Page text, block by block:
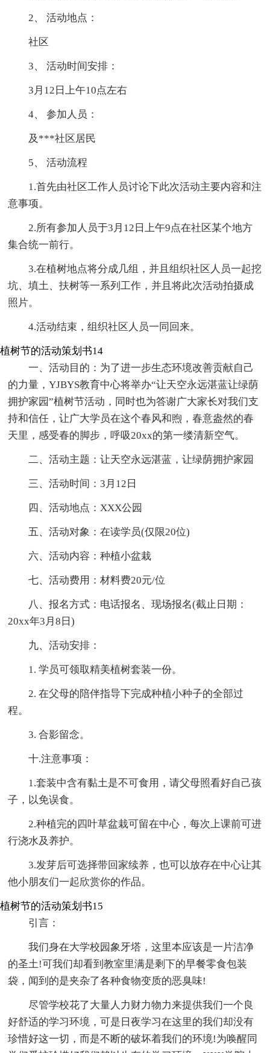
2、 活动地点：
社区
3、 活动时间安排：
3月12日上午10点左右
4、 参加人员：
及***社区居民
5、 活动流程
1.首先由社区工作人员讨论下此次活动主要内容和注
意事项。
2.所有参加人员于3月12日上午9点在社区某个地方
集合统一前行。
3.在植树地点将分成几组，并且组织社区人员一起挖
坑、填土、扶树等一系列工作，并且将此次活动拍摄成
照片。
4.活动结束，组织社区人员一同回来。
植树节的活动策划书14
一、活动目的：为了进一步生态环境改善贡献自己
的力量，YJBYS教育中心将举办“让天空永远湛蓝让绿荫
拥护家园”植树节活动，同时也为答谢广大家长对我们支
持和信任，让广大学员在这个春风和煦，春意盎然的春
天里，感受春的脚步，呼吸20xx的第一缕清新空气。
二、活动主题：让天空永远湛蓝，让绿荫拥护家园
三、活动时间：3月12日
四、活动地点：XXX公园
五、活动对象：在读学员(仅限20位)
六、活动内容：种植小盆栽
七、活动费用：材料费20元/位
八、报名方式：电话报名、现场报名(截止日期：
20xx年3月8日)
九、活动安排：
1. 学员可领取精美植树套装一份。
2. 在父母的陪伴指导下完成种植小种子的全部过
程。
3. 合影留念。
十.注意事项：
1.套装中含有黏土是不可食用，请父母照看好自己孩
子，以免误食。
2.种植完的四叶草盆栽可留在中心，每次上课前可进
行浇水及养护。
3.发芽后可选择带回家续养，也可以放存在中心让其
他小朋友们一起欣赏你的作品。
植树节的活动策划书15
引言：
我们身在大学校园象牙塔，这里本应该是一片洁净
的圣土!可我们却看到教室里满是剩下的早餐零食包装
袋，闻到的是夹杂了各种食物变质的恶臭味!
尽管学校花了大量人力财力物力来提供我们一个良
好舒适的学习环境，可是日夜学习在这里的我们却没有
珍惜好这一切，而是不断的破坏着我们的环境!为唤醒同